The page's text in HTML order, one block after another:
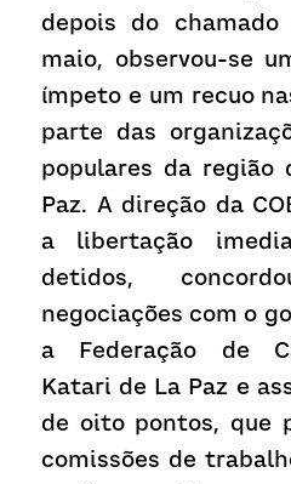
depois do chamado
maio, observou-se
ímpeto e um recuo
parte das
populares da região
Paz. A direção da
a libertação
detidos,
negociações com o
a Federação de
Katari de La Paz e
de oito pontos, que
comissões de